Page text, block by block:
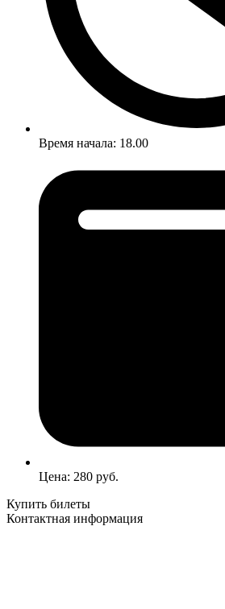
Время начала: 18.00
Цена: 280 руб.
Купить билеты
Контактная информация